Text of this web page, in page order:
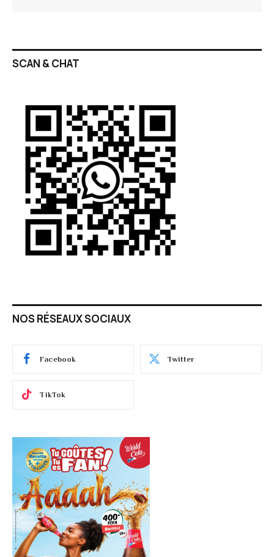
SCAN & CHAT
NOS RÉSEAUX SOCIAUX
Facebook Twitter
TikTok